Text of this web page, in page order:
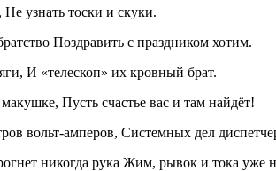
узнать тоски и скуки.
Поздравить с праздником хотим.
И «телескоп» их кровный брат.
Пусть счастье вас и там найдёт!
вольт-амперов, Системных дел
никогда рука Жим, рывок и тока уже